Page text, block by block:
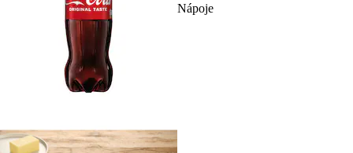
Nápoje